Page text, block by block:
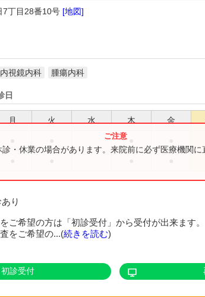
7丁目28番10号 [地図]
内視鏡内科 腫瘍内科
日
月 火 水 木 金
・休業の場合があります。来院前に必ず医療機関に
り
ご希望の方は「初診受付」から受付が出来ます。
をご希望の...(続きを読む)
初診受付